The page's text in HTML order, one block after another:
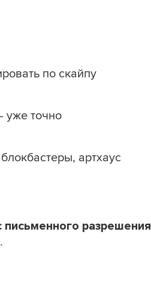
по скайпу
уже точно
артхауc
разрешения